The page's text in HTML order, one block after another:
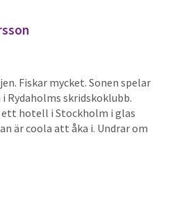
Fiskar mycket. Sonen spelar
Rydaholms skridskoklubb.
ett hotell i Stockholm i glas
är coola att åka i. Undrar om